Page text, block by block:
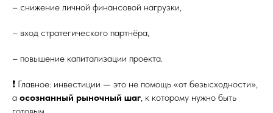
– снижение личной финансовой нагрузки,
– вход стратегического партнёра,
– повышение капитализации проекта.
❗ Главное: инвестиции — это не помощь «от безысходности»,
а осознанный рыночный шаг , к которому нужно быть
готовым.